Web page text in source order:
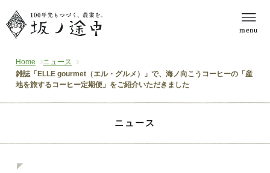
menu
Home
ニュース
雑誌「ELLE gourmet（エル・グルメ）」で、海ノ向こうコーヒーの「産
地を旅するコーヒー定期便」をご紹介いただきました
ニュース